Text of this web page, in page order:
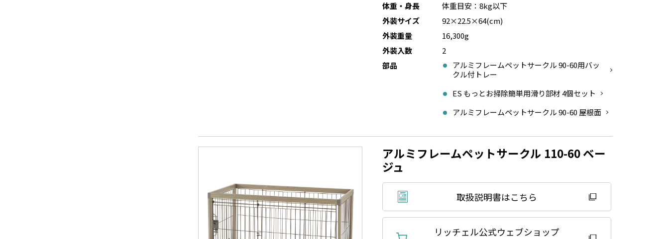
体重・身長
体重目安：8kg以下
外装サイズ
92×22.5×64(cm)
外装重量
16,300g
外装入数
2
部品
アルミフレームペットサークル 90-60用バッ
クル付トレー
ES もっとお掃除簡単用滑り部材 4個セット
アルミフレームペットサークル 90-60 屋根面
アルミフレームペットサークル 110-60 ベー
ジュ
取扱説明書はこちら
リッチェル公式ウェブショップ